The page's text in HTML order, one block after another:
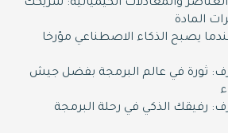
العناصر والمعادلات الكيميائية: شريكك
المادة
عندما يصبح الذكاء الاصطناعي مؤرخا
ثورة في عالم البرمجة بفضل جيش
رفيقك الذكي في رحلة البرمجة